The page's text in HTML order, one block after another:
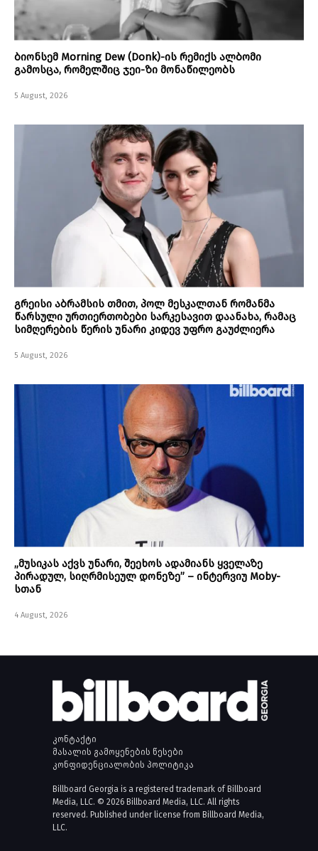
ბიონსემ Morning Dew (Donk)-ის რემიქს ალბომი
გამოსცა, რომელშიც ჯეი-ზი მონაწილეობს
5 August, 2026
გრეისი აბრამსის თმით, პოლ მესკალთან რომანმა
წარსული ურთიერთობები სარკესავით დაანახა, რამაც
სიმღერების წერის უნარი კიდევ უფრო გაუძლიერა
5 August, 2026
„მუსიკას აქვს უნარი, შეეხოს ადამიანს ყველაზე
პირადულ, სიღრმისეულ დონეზე” – ინტერვიუ Moby-
სთან
4 August, 2026
კონტაქტი
მასალის გამოყენების წესები
კონფიდენციალობის პოლიტიკა
Billboard Georgia is a registered trademark of Billboard
Media, LLC. © 2026 Billboard Media, LLC. All rights
reserved. Published under license from Billboard Media,
LLC.